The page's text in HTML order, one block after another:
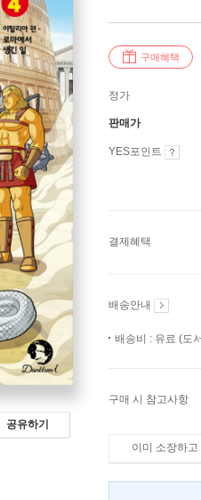
공유하기
구매혜택
정가
판매가
YES포인트
결제혜택
배송안내
배송비 : 유료 (도
구매 시 참고사항
이미 소장하고